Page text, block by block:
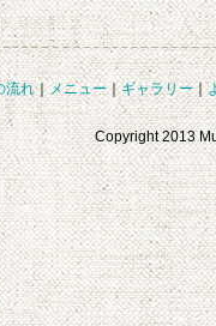
流れ｜メニュー｜ギャラリー｜
Copyright 2013